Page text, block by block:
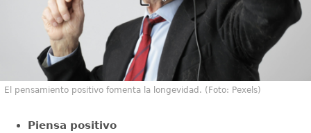
El pensamiento positivo fomenta la longevidad. (Foto: Pexels)
Piensa positivo